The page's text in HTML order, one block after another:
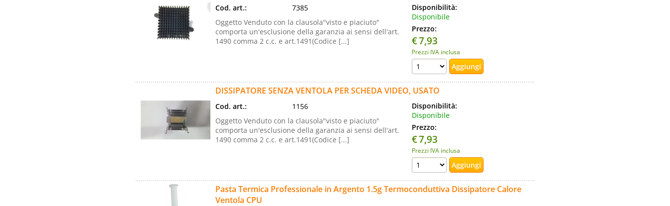
Cod. art.:
7385
Oggetto Venduto con la clausola"visto e piaciuto"
comporta un'esclusione della garanzia ai sensi dell'art.
1490 comma 2 c.c. e art.1491(Codice [...]
Disponibilità:
Disponibile
Prezzo:
€7,93
Prezzi IVA inclusa
DISSIPATORE SENZA VENTOLA PER SCHEDA VIDEO, USATO
Cod. art.:
1156
Oggetto Venduto con la clausola"visto e piaciuto"
comporta un'esclusione della garanzia ai sensi dell'art.
1490 comma 2 c.c. e art.1491(Codice [...]
Disponibilità:
Disponibile
Prezzo:
€7,93
Prezzi IVA inclusa
Pasta Termica Professionale in Argento 1.5g Termoconduttiva Dissipatore Calore
Ventola CPU